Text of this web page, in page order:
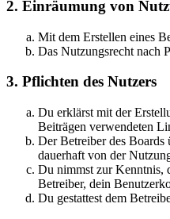
2. Einräumung von
Mit dem Erstellen eines
Das Nutzungsrecht nach
3. Pflichten des Nutzers
Du erklärst mit der
Beiträgen verwendeten
Der Betreiber des Boards
dauerhaft von der
Du nimmst zur Kenntnis,
Betreiber, dein
Du gestattest dem